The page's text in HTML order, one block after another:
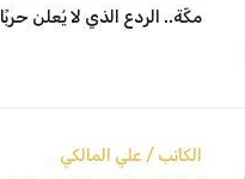
مكّة.. الردع الذي لا يُعلن حربًا
الكاتب / علي المالكي